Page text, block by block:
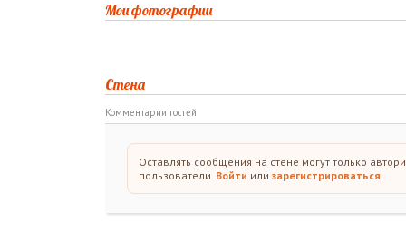
Мои фотографии
Стена
Комментарии гостей
Оставлять сообщения на стене могут только
пользователи. Войти или зарегистрироваться.